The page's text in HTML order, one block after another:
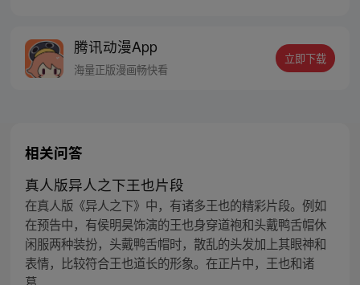
密，张楚岚的生活被彻底颠覆，与冯宝宝一
同踏上“异人”之旅。
腾讯动漫App
海量正版漫画畅快看
立即下载
相关问答
真人版异人之下王也片段
在真人版《异人之下》中，有诸多王也的精彩片段。例如
在预告中，有侯明昊饰演的王也身穿道袍和头戴鸭舌帽休
闲服两种装扮，头戴鸭舌帽时，散乱的头发加上其眼神和
表情，比较符合王也道长的形象。在正片中，王也和诸